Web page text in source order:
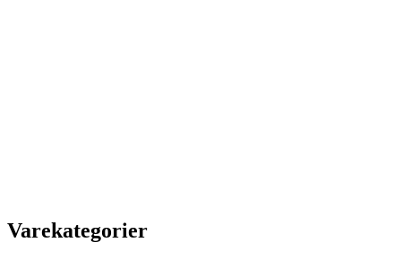
Varekategorier